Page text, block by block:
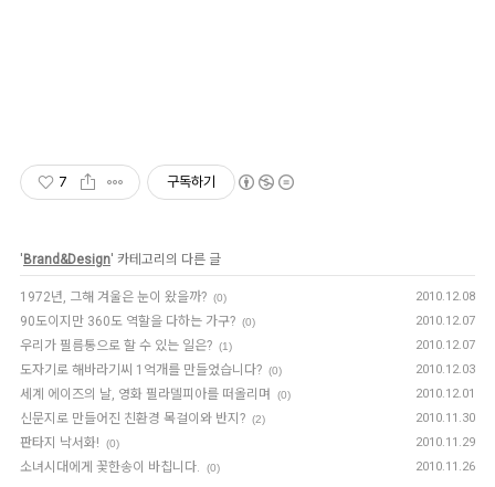
7 구독하기
'Brand&Design' 카테고리의 다른 글
1972년, 그해 겨울은 눈이 왔을까? (0) 2010.12.08
90도이지만 360도 역할을 다하는 가구? (0) 2010.12.07
우리가 필름통으로 할 수 있는 일은? (1) 2010.12.07
도자기로 해바라기씨 1억개를 만들었습니다? (0) 2010.12.03
세계 에이즈의 날, 영화 필라델피아를 떠올리며 (0) 2010.12.01
신문지로 만들어진 친환경 목걸이와 반지? (2) 2010.11.30
판타지 낙서화! (0) 2010.11.29
소녀시대에게 꽃한송이 바칩니다. (0) 2010.11.26